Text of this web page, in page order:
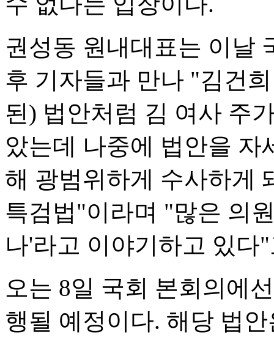
권성동 원내대표는 이날
후 기자들과 만나 "김건
된) 법안처럼 김 여사 주
았는데 나중에 법안을 자
해 광범위하게 수사하게
특검법"이라며 "많은 의
나'라고 이야기하고 있다
오는 8일 국회 본회의에
행될 예정이다. 해당 법